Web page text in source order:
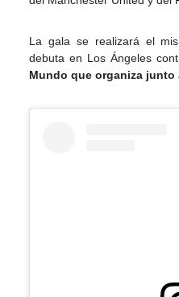
La gala se realizará el
debuta en Los Ángeles
Mundo que organiza junto